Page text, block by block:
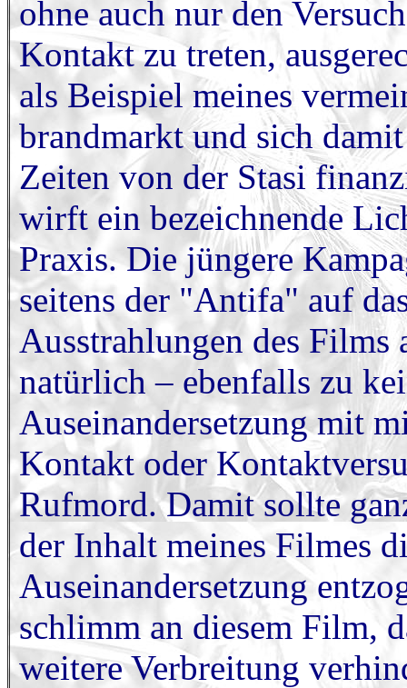
ohne auch nur den
Kontakt zu treten,
als Beispiel meines
brandmarkt und sich
Zeiten von der Stasi
wirft ein bezeichnende
Praxis. Die jüngere
seitens der "Antifa" auf
Ausstrahlungen des
natürlich – ebenfalls zu
Auseinandersetzung mit
Kontakt oder
Rufmord. Damit sollte
der Inhalt meines Filmes
Auseinandersetzung
schlimm an diesem Film,
weitere Verbreitung